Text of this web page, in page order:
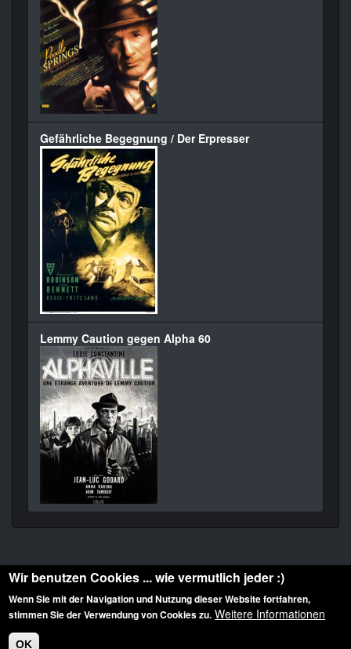
Gefährliche Begegnung / Der Erpresser
Lemmy Caution gegen Alpha 60
Diese Website ist urheberrechtlich geschützt: © 2010-2026 der Film Noir de. Alle
Rechte vorbehalten.
Wir benutzen Cookies ... wie vermutlich jeder :)
Wenn Sie mit der Navigation und Nutzung dieser Website fortfahren,
stimmen Sie der Verwendung von Cookies zu. Weitere Informationen
OK